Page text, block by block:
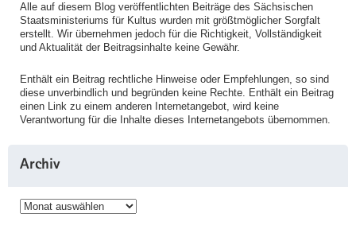
Alle auf diesem Blog veröffentlichten Beiträge des Sächsischen
Staatsministeriums für Kultus wurden mit größtmöglicher Sorgfalt
erstellt. Wir übernehmen jedoch für die Richtigkeit, Vollständigkeit
und Aktualität der Beitragsinhalte keine Gewähr.
Enthält ein Beitrag rechtliche Hinweise oder Empfehlungen, so sind
diese unverbindlich und begründen keine Rechte. Enthält ein Beitrag
einen Link zu einem anderen Internetangebot, wird keine
Verantwortung für die Inhalte dieses Internetangebots übernommen.
Archiv
Archiv